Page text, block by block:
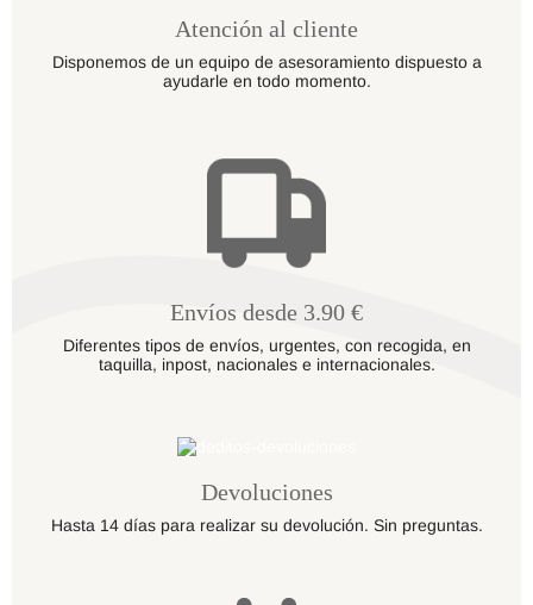
Atención al cliente
Disponemos de un equipo de asesoramiento dispuesto a
ayudarle en todo momento.
Envíos desde 3.90 €
Diferentes tipos de envíos, urgentes, con recogida, en
taquilla, inpost, nacionales e internacionales.
Devoluciones
Hasta 14 días para realizar su devolución. Sin preguntas.